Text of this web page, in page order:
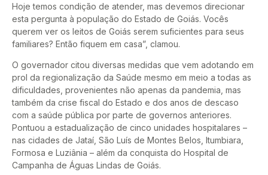
Hoje temos condição de atender, mas devemos direcionar
esta pergunta à população do Estado de Goiás. Vocês
querem ver os leitos de Goiás serem suficientes para seus
familiares? Então fiquem em casa”, clamou.
O governador citou diversas medidas que vem adotando em
prol da regionalização da Saúde mesmo em meio a todas as
dificuldades, provenientes não apenas da pandemia, mas
também da crise fiscal do Estado e dos anos de descaso
com a saúde pública por parte de governos anteriores.
Pontuou a estadualização de cinco unidades hospitalares –
nas cidades de Jataí, São Luís de Montes Belos, Itumbiara,
Formosa e Luziânia – além da conquista do Hospital de
Campanha de Águas Lindas de Goiás.